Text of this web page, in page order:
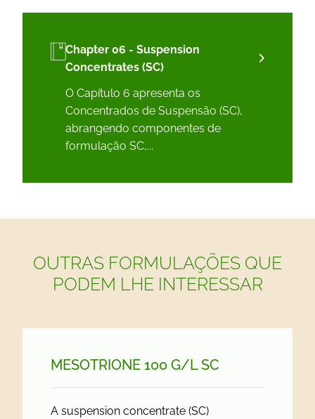
Chapter 06 - Suspension
Concentrates (SC)
O Capítulo 6 apresenta os
Concentrados de Suspensão (SC),
abrangendo componentes de
formulação SC,...
OUTRAS FORMULAÇÕES QUE
PODEM LHE INTERESSAR
MESOTRIONE 100 G/L SC
A suspension concentrate (SC)